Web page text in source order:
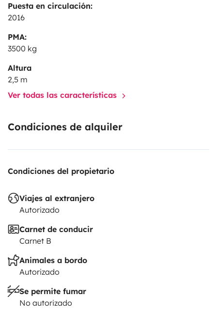
Puesta en circulación:
2016
PMA:
3500 kg
Altura
2,5 m
Ver todas las características
Condiciones de alquiler
Condiciones del propietario
Viajes al extranjero
Autorizado
Carnet de conducir
Carnet B
Animales a bordo
Autorizado
Se permite fumar
No autorizado